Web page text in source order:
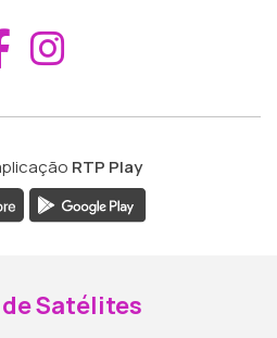
Aceder ao
RTP Play
de Satélites